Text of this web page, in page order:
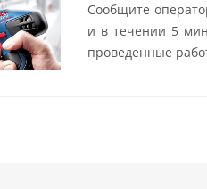
Сообщите
и в течении 5
проведенные